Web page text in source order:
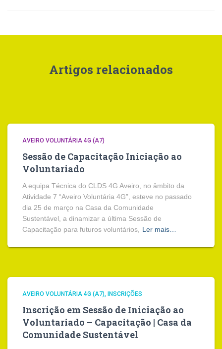
Artigos relacionados
AVEIRO VOLUNTÁRIA 4G (A7)
Sessão de Capacitação Iniciação ao
Voluntariado
A equipa Técnica do CLDS 4G Aveiro, no âmbito da
Atividade 7 “Aveiro Voluntária 4G”, esteve no passado
dia 25 de março na Casa da Comunidade
Sustentável, a dinamizar a última Sessão de
Capacitação para futuros voluntários,
Ler mais…
AVEIRO VOLUNTÁRIA 4G (A7) INSCRIÇÕES
Inscrição em Sessão de Iniciação ao
Voluntariado – Capacitação | Casa da
Comunidade Sustentável